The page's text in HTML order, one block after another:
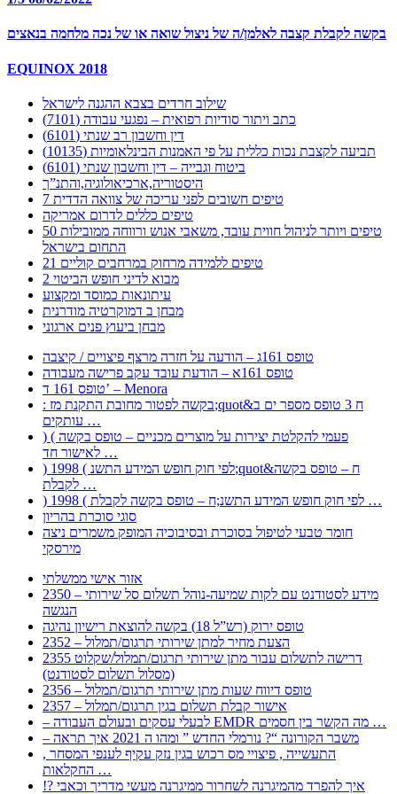
בקשה לקבלת קצבה לאלמן/ה של ניצול שואה או של נכה מלחמה בנאצים
EQUINOX 2018
שילוב חרדים בצבא ההגנה לישראל
כתב ויתור סודיות רפואית – נפגעי עבודה (7101)
דין וחשבון רב שנתי (6101)
תביעה לקצבת נכות כללית על פי האמנות הבינלאומיות (10135)
ביטוח וגבייה – דין וחשבון שנתי (6101)
היסטוריה,ארכיאולוגיה,והתנ”ך
7 טיפים חשובים לפני עריכה של צוואה הדדית
טיפים כללים לדרום אמריקה
50 טיפים ויותר לניהול חווית עובד, משאבי אנוש ורווחה ממובילות
התחום בישראל
21 טיפים ללמידה מרחוק במרחבים קוליים
מבוא לדיני חופש הביטוי 2
עיתונאות כמוסד ומקצוע
מבחן ב דמוקרטיה מודרנית
מבחן ביעוץ פנים ארגוני
טופס 161ג – הודעה על חזרה מרצף פיצויים / קיצבה
טופס 161א – הודעת עובד עקב פרישה מעבודה
טופס 161 ד’ – Menora
: בקשה לפטור מחובת התקנת מז;quot&ח 3 טופס מספר ים ב
עותקים …
) ( פעמי להקלטת יצירות על מוצרים מכניים – טופס בקשה
לאישור חד …
) 1998 ( לפי חוק חופש המידע התשנ;quot&ח – טופס בקשה
לקבלת …
) 1998 ( לפי חוק חופש המידע התשנ;ח – טופס בקשה לקבלת …
סוגי סוכרת בהריון
חומר טבעי לטיפול בסוכרת ובסיבוכיה המופק משמרים ניצה
מירסקי
אזור אישי ממשלתי
2350 – מידע לסטודנט עם לקות שמיעה-נוהל תשלום סל שירותי
הנגשה
טופס ירוק (רש”ל 18) בקשה להוצאת רישיון נהיגה
2352 – הצעת מחיר למתן שירותי תרגום/תמלול
2355 דרישה לתשלום עבור מתן שירותי תרגום/תמלול/שקלוט
(מסלול תשלום לסטודנט)
2356 – טופס דיווח שעות מתן שירותי תרגום/תמלול
2357 – אישור קבלת תשלום בגין תרגום/תמלול
– לבעלי עסקים ובעולם העבודה EMDR מה הקשר בין חסמים …
– משבר הקורונה “? נורמלי החדש ” ומהו ה 2021 איך תראה
, התעשייה , פיצויי מס רכוש בגין נזק עקיף לענפי המסחר
החקלאות …
!? איך להפרד מהמיגרנה לשחרור ממיגרנה מעשי מדריך וכאבי